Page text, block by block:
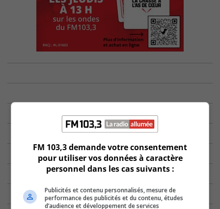
FM 103,3 demande votre consentement
pour utiliser vos données à caractère
personnel dans les cas suivants :
Publicités et contenu personnalisés, mesure de
performance des publicités et du contenu, études
d’audience et développement de services